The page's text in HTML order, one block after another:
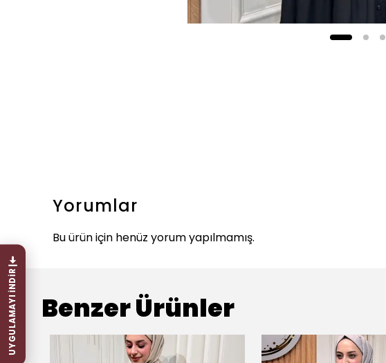
UYGULAMAYI İNDİR
Yorumlar
Bu ürün için henüz yorum yapılmamış.
Benzer Ürünler